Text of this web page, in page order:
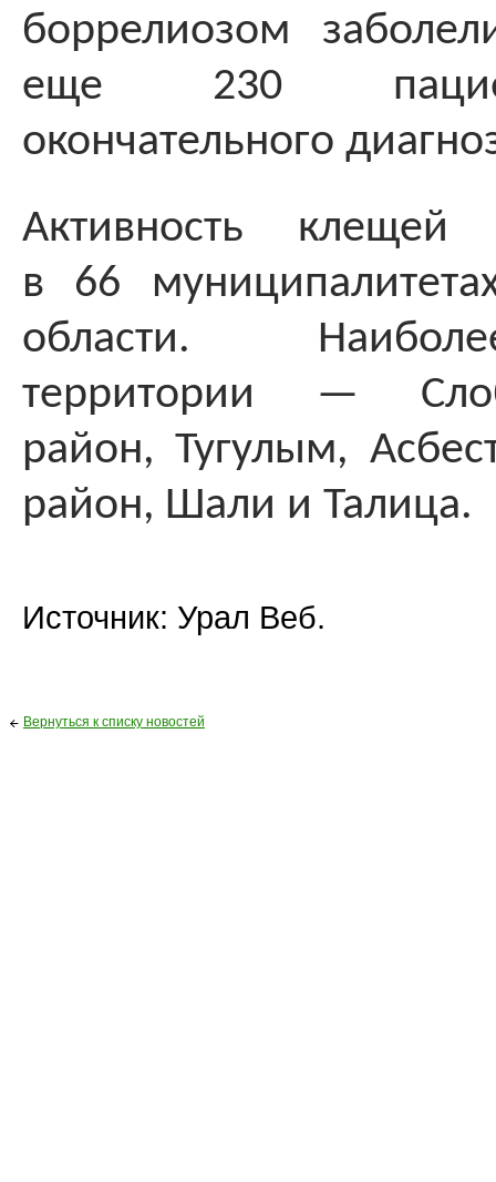
боррелиозом
еще 230
окончательного
Активность клещей
в 66
области.
территории —
район, Тугулым,
район, Шали и Талица.
Источник: Урал Веб.
Вернуться к списку новостей